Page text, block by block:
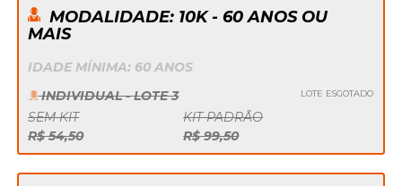
MODALIDADE: 10K - 60 ANOS OU
MAIS
IDADE MÍNIMA: 60 ANOS
INDIVIDUAL - LOTE 3
LOTE ESGOTADO
SEM KIT
KIT PADRÃO
R$ 54,50
R$ 99,50